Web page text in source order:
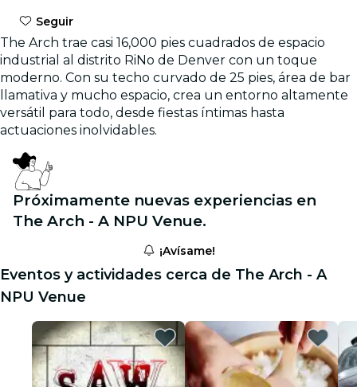
Seguir
The Arch trae casi 16,000 pies cuadrados de espacio
industrial al distrito RiNo de Denver con un toque
moderno. Con su techo curvado de 25 pies, área de bar
llamativa y mucho espacio, crea un entorno altamente
versátil para todo, desde fiestas íntimas hasta
actuaciones inolvidables.
Próximamente nuevas experiencias en
The Arch - A NPU Venue.
¡Avísame!
Eventos y actividades cerca de The Arch - A
NPU Venue